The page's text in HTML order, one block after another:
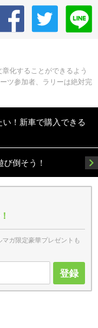
化することができるよう
ツ参加者、ラリーは絶対完
！新車で購入できる
倒そう！
ガ限定豪華プレゼントも
登録